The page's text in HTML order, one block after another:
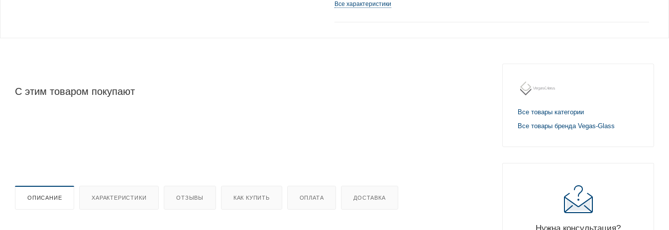
Все характеристики
С этим товаром покупают
ОПИСАНИЕ ХАРАКТЕРИСТИКИ ОТЗЫВЫ КАК КУПИТЬ ОПЛАТА ДОСТАВКА
Все товары категории
Все товары бренда Vegas-Glass